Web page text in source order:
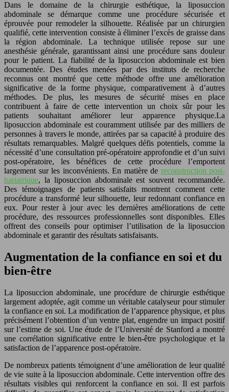
Dans le domaine de la chirurgie esthétique, la liposuccion
abdominale se démarque comme une procédure sécurisée et
éprouvée pour remodeler la silhouette. Réalisée par un chirurgien
qualifié, cette intervention consiste à éliminer l’excès de graisse dans
la région abdominale. La technique utilisée repose sur une
anesthésie générale, garantissant ainsi une procédure sans douleur
pour le patient. La fiabilité de la liposuccion abdominale est bien
documentée. Des études menées par des instituts de recherche
reconnus ont montré que cette méthode offre une amélioration
significative de la forme physique, comparativement à d’autres
méthodes. De plus, les mesures de sécurité mises en place
contribuent à faire de cette intervention un choix sûr pour les
patients souhaitant améliorer leur apparence physique.La
liposuccion abdominale est couramment utilisée par des milliers de
personnes à travers le monde, attirées par sa capacité à produire des
résultats remarquables. Malgré quelques défis potentiels, comme la
nécessité d’une consultation pré-opératoire approfondie et d’un suivi
post-opératoire, les bénéfices de cette procédure l’emportent
largement sur les inconvénients. En matière de reconstruction post-
bariatrique, la liposuccion abdominale est souvent recommandée.
Des témoignages de patients satisfaits montrent comment cette
procédure a transformé leur silhouette, leur redonnant confiance en
eux. Pour rester à jour avec les dernières améliorations de cette
procédure, des ressources professionnelles sont disponibles. Elles
offrent des conseils pour optimiser l’utilisation de la liposuccion
abdominale et garantir des résultats satisfaisants.
Augmentation de la confiance en soi et du
bien-être
La liposuccion abdominale, une procédure de chirurgie esthétique
largement adoptée, agit comme un véritable catalyseur pour stimuler
la confiance en soi. La modification de l’apparence physique, et plus
précisément l’obtention d’un ventre plat, engendre un impact positif
sur l’estime de soi. Une étude de l’Université de Stanford a montré
une corrélation significative entre le bien-être psychologique et la
satisfaction de l’apparence post-opératoire.
De nombreux patients témoignent d’une amélioration de leur qualité
de vie suite à la liposuccion abdominale. Cette intervention offre des
résultats visibles qui renforcent la confiance en soi. Il est parfois